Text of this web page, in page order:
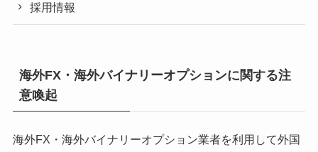
採用情報
海外FX・海外バイナリーオプションに関する注
意喚起
海外FX・海外バイナリーオプション業者を利用して外国